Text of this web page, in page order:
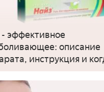
эффективное
описание
инструкция и